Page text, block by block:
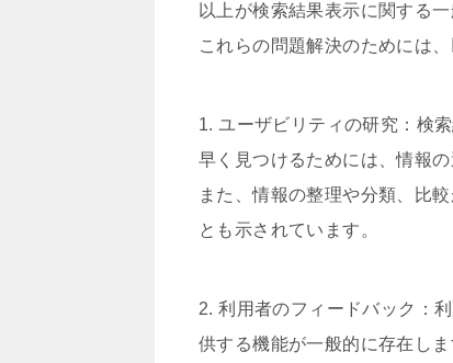
以上が検索結果表示に関する一
これらの問題解決のためには
1. ユーザビリティの研究：検
早く見つけるためには、情報
また、情報の整理や分類、比
とも示されています。
2. 利用者のフィードバック：
供する機能が一般的に存在しま